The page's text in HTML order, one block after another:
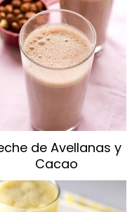
de Avellanas y
Cacao